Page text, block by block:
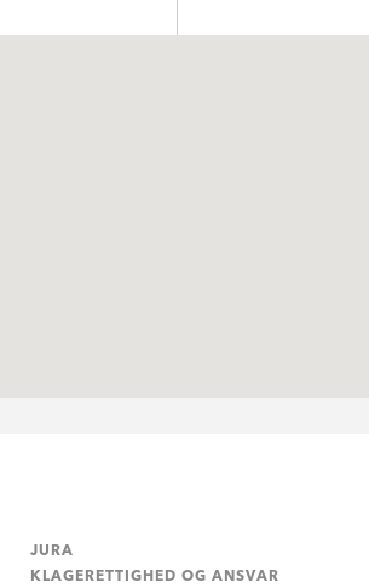
JURA
KLAGERETTIGHED OG ANSVAR